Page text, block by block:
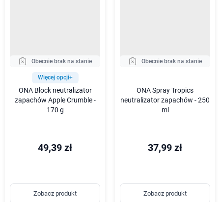
Obecnie brak na stanie
Więcej opcji+
ONA Block neutralizator
zapachów Apple Crumble -
170 g
49,39 zł
Zobacz produkt
Obecnie brak na stanie
ONA Spray Tropics
neutralizator zapachów - 250
ml
37,99 zł
Zobacz produkt